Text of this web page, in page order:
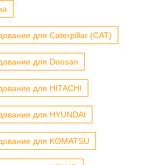
для Caterpillar (CAT)
для Doosan
для HITACHI
для HYUNDAI
для KOMATSU